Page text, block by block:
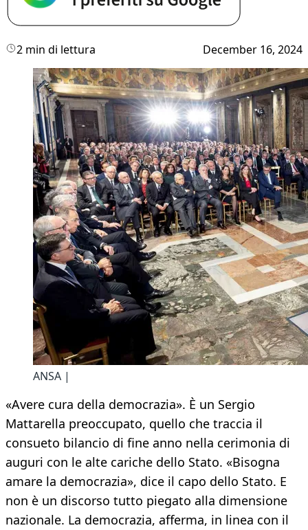
2 min di lettura December 16, 2024
ANSA |
«Avere cura della democrazia». È un Sergio
Mattarella preoccupato, quello che traccia il
consueto bilancio di fine anno nella cerimonia di
auguri con le alte cariche dello Stato. «Bisogna
amare la democrazia», dice il capo dello Stato. E
non è un discorso tutto piegato alla dimensione
nazionale. La democrazia, afferma, in linea con il